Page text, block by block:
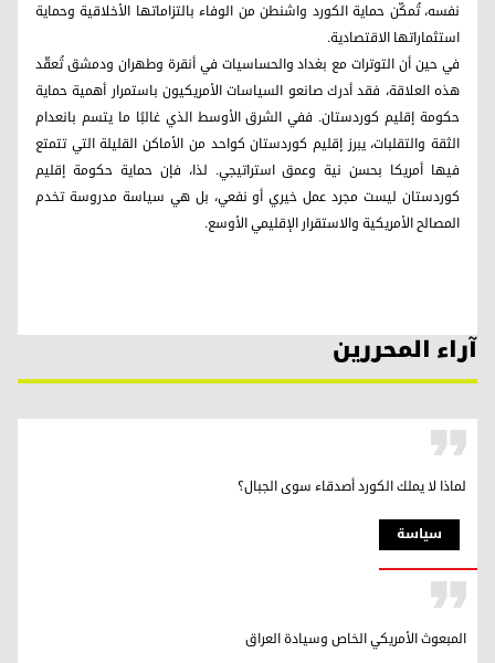
نفسه، تُمكّن حماية الكورد واشنطن من الوفاء بالتزاماتها الأخلاقية وحماية
استثماراتها الاقتصادية.
في حين أن التوترات مع بغداد والحساسيات في أنقرة وطهران ودمشق تُعقّد
هذه العلاقة، فقد أدرك صانعو السياسات الأمريكيون باستمرار أهمية حماية
حكومة إقليم كوردستان. ففي الشرق الأوسط الذي غالبًا ما يتسم بانعدام
الثقة والتقلبات، يبرز إقليم كوردستان كواحد من الأماكن القليلة التي تتمتع
فيها أمريكا بحسن نية وعمق استراتيجي. لذا، فإن حماية حكومة إقليم
كوردستان ليست مجرد عمل خيري أو نفعي، بل هي سياسة مدروسة تخدم
المصالح الأمريكية والاستقرار الإقليمي الأوسع.
آراء المحررين
سیاسة
لماذا لا يملك الكورد أصدقاء سوى الجبال؟
المبعوث الأمريكي الخاص وسيادة العراق